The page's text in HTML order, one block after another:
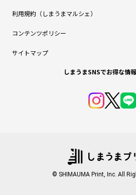
利用規約（しまうまマルシェ）
コンテンツポリシー
サイトマップ
しまうまSNSでお得な情
© SHIMAUMA Print, Inc. All